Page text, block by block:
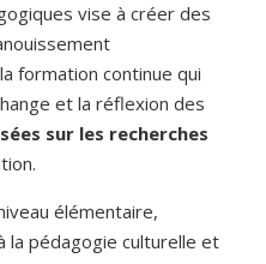
vise à créer des
formation continue qui
et la réflexion des
sur les recherches
élémentaire,
la pédagogie culturelle et